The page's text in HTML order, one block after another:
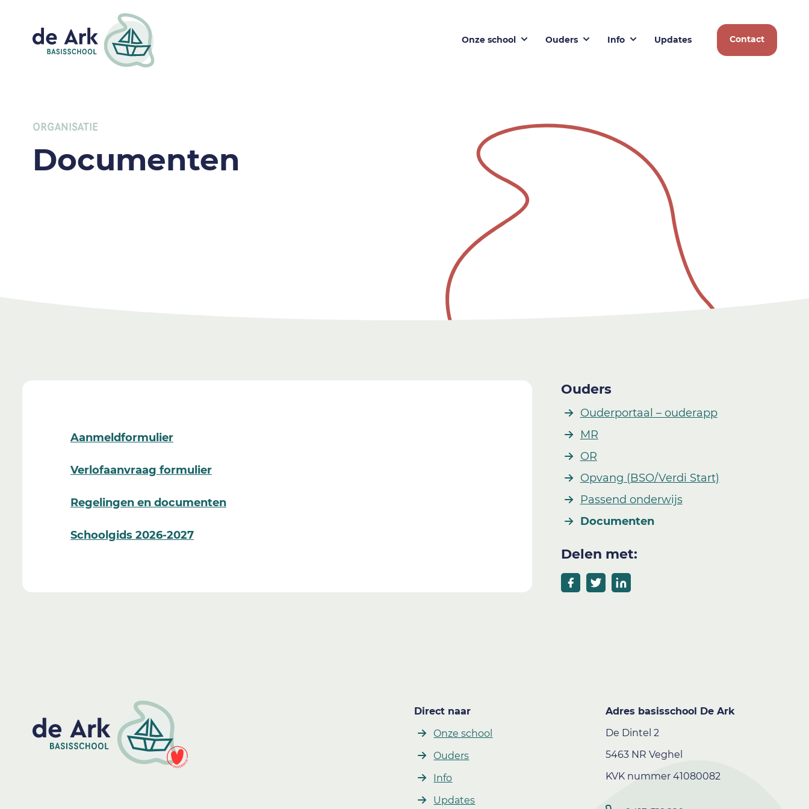
Onze school Ouders Info Updates Contact
ORGANISATIE
Documenten
Aanmeldformulier
Verlofaanvraag formulier
Regelingen en documenten
Schoolgids 2026-2027
Ouders
Ouderportaal – ouderapp
MR
OR
Opvang (BSO/Verdi Start)
Passend onderwijs
Documenten
Delen met:
Direct naar
Onze school
Ouders
Info
Updates
Adres basisschool De Ark
De Dintel 2
5463 NR Veghel
KVK nummer 41080082